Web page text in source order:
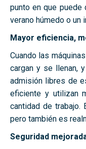
punto en que
verano húmedo o un
Mayor eficiencia,
Cuando las
cargan y se llenan,
admisión libres de
eficiente y utilizan
cantidad de trabajo.
pero también es
Seguridad